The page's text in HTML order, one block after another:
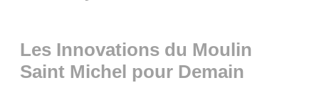
Les Innovations du Moulin
Saint Michel pour Demain